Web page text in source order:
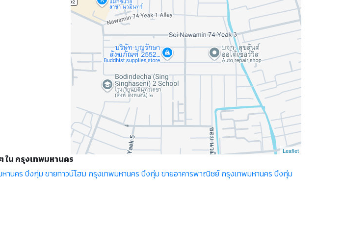
Leaflet
ใน กรุงเทพมหานคร
านคร บึงกุ่ม ขายทาวน์โฮม กรุงเทพมหานคร บึงกุ่ม ขายอาคารพาณิชย์ กรุงเทพมหานคร บึงกุ่ม